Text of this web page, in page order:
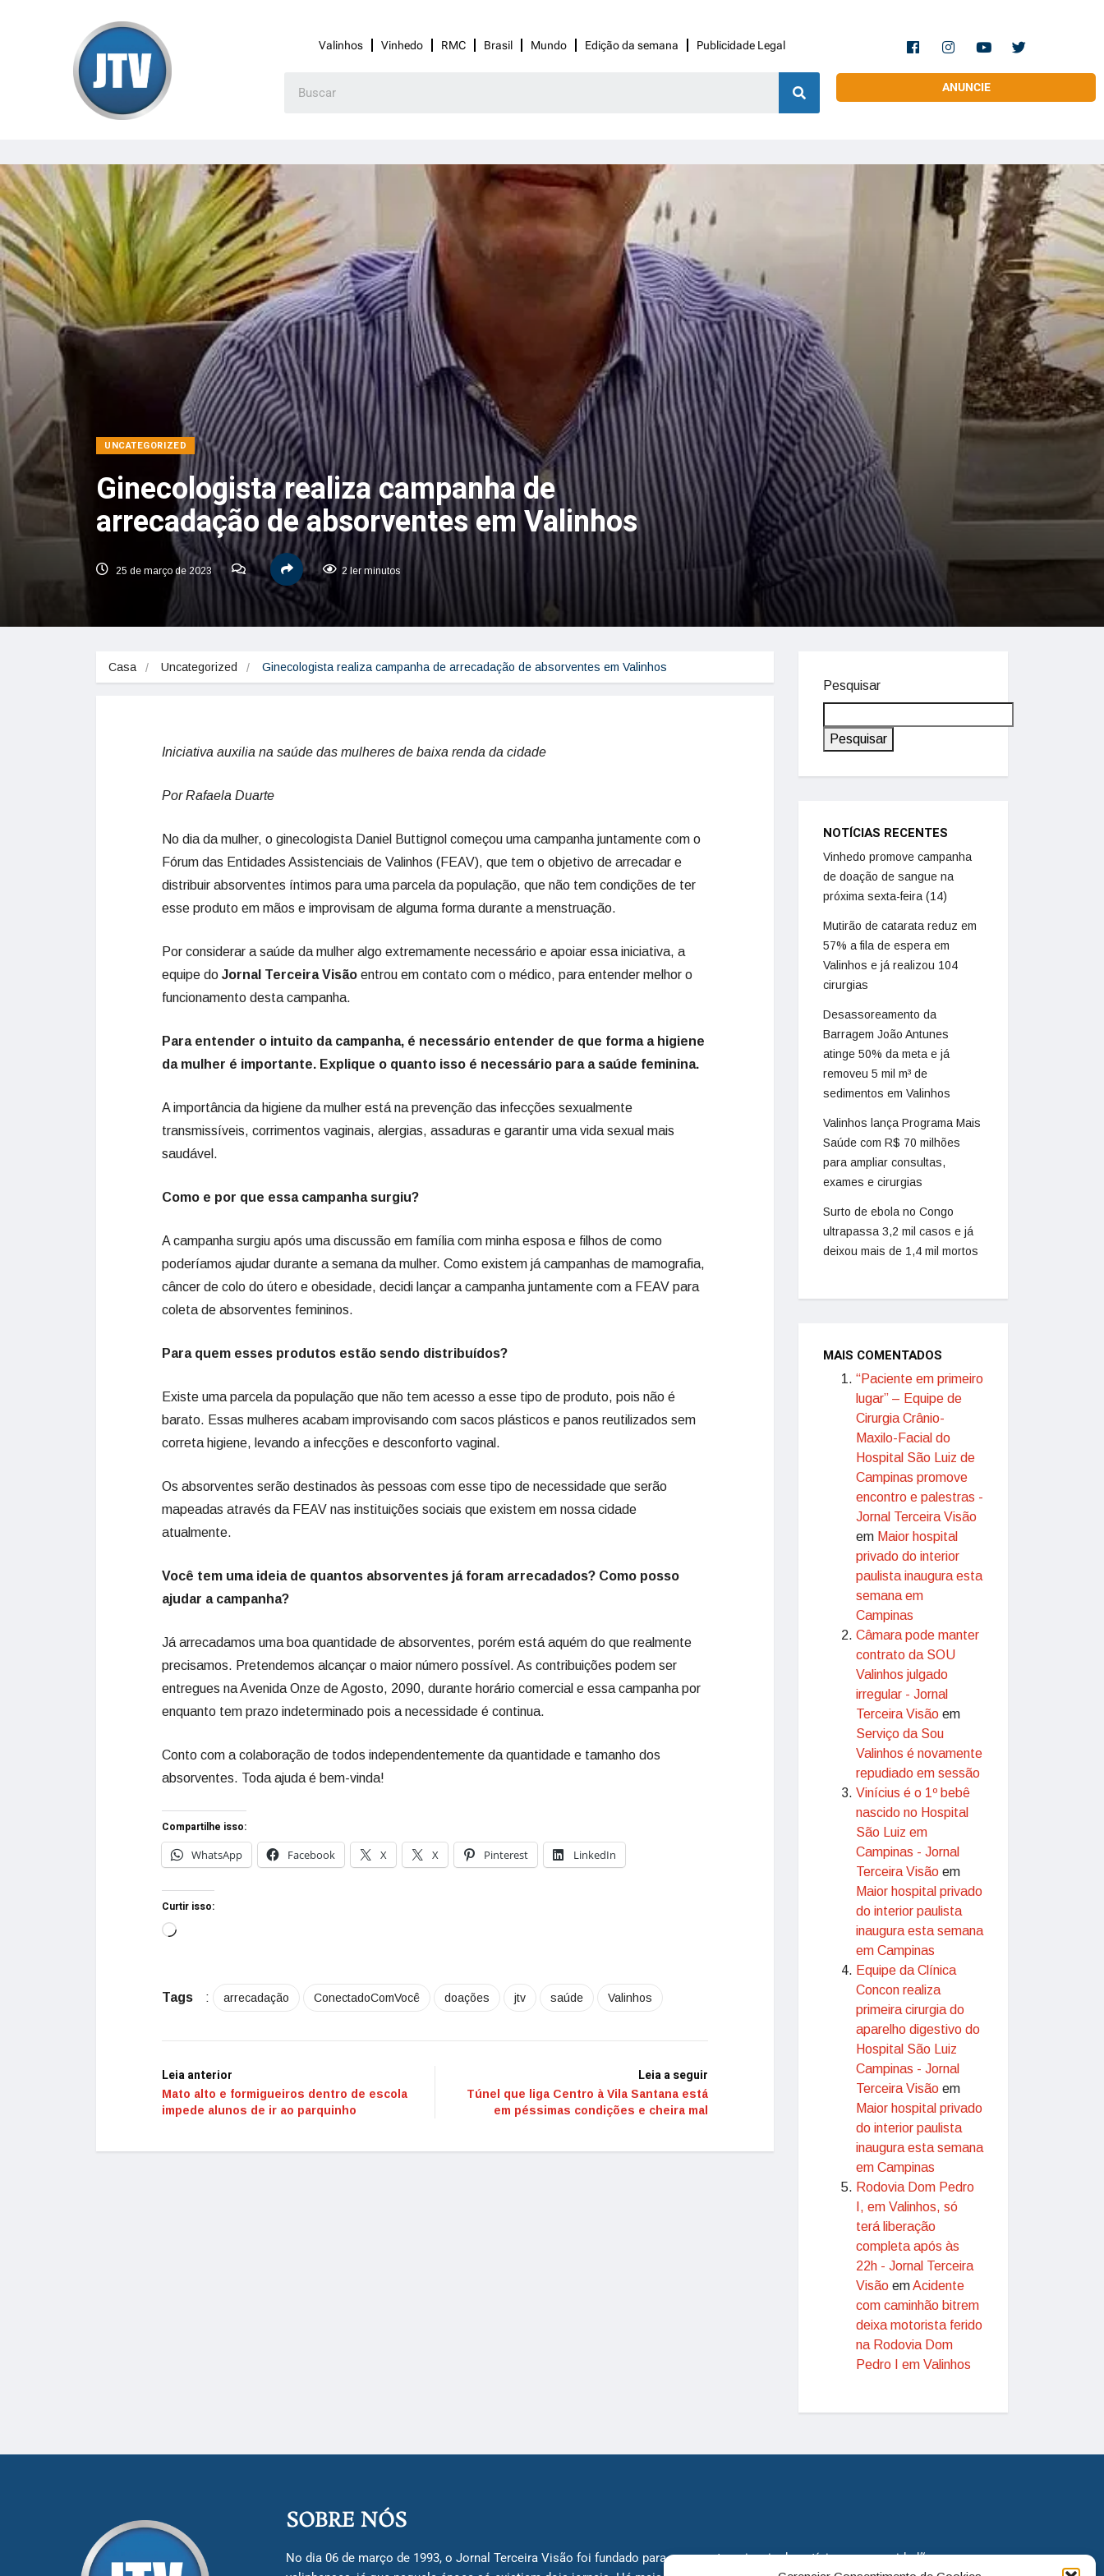
Valinhos Vinhedo RMC Brasil Mundo Edição da semana Publicidade Legal
ANUNCIE
UNCATEGORIZED
Ginecologista realiza campanha de
arrecadação de absorventes em Valinhos
25 de março de 2023 2 ler minutos
Casa Uncategorized Ginecologista realiza campanha de arrecadação de absorventes em Valinhos
Iniciativa auxilia na saúde das mulheres de baixa renda da cidade
Por Rafaela Duarte
No dia da mulher, o ginecologista Daniel Buttignol começou uma campanha juntamente com o
Fórum das Entidades Assistenciais de Valinhos (FEAV), que tem o objetivo de arrecadar e
distribuir absorventes íntimos para uma parcela da população, que não tem condições de ter
esse produto em mãos e improvisam de alguma forma durante a menstruação.
Por considerar a saúde da mulher algo extremamente necessário e apoiar essa iniciativa, a
equipe do Jornal Terceira Visão entrou em contato com o médico, para entender melhor o
funcionamento desta campanha.
Para entender o intuito da campanha, é necessário entender de que forma a higiene
da mulher é importante. Explique o quanto isso é necessário para a saúde feminina.
A importância da higiene da mulher está na prevenção das infecções sexualmente
transmissíveis, corrimentos vaginais, alergias, assaduras e garantir uma vida sexual mais
saudável.
Como e por que essa campanha surgiu?
A campanha surgiu após uma discussão em família com minha esposa e filhos de como
poderíamos ajudar durante a semana da mulher. Como existem já campanhas de mamografia,
câncer de colo do útero e obesidade, decidi lançar a campanha juntamente com a FEAV para
coleta de absorventes femininos.
Para quem esses produtos estão sendo distribuídos?
Existe uma parcela da população que não tem acesso a esse tipo de produto, pois não é
barato. Essas mulheres acabam improvisando com sacos plásticos e panos reutilizados sem
correta higiene, levando a infecções e desconforto vaginal.
Os absorventes serão destinados às pessoas com esse tipo de necessidade que serão
mapeadas através da FEAV nas instituições sociais que existem em nossa cidade
atualmente.
Você tem uma ideia de quantos absorventes já foram arrecadados? Como posso
ajudar a campanha?
Já arrecadamos uma boa quantidade de absorventes, porém está aquém do que realmente
precisamos. Pretendemos alcançar o maior número possível. As contribuições podem ser
entregues na Avenida Onze de Agosto, 2090, durante horário comercial e essa campanha por
enquanto tem prazo indeterminado pois a necessidade é continua.
Conto com a colaboração de todos independentemente da quantidade e tamanho dos
absorventes. Toda ajuda é bem-vinda!
Compartilhe isso:
WhatsApp
Facebook X X Pinterest LinkedIn
Curtir isso:
Tags : arrecadação ConectadoComVocê doações jtv saúde Valinhos
Leia anterior
Mato alto e formigueiros dentro de escola
impede alunos de ir ao parquinho
Leia a seguir
Túnel que liga Centro à Vila Santana está
em péssimas condições e cheira mal
Pesquisar
Pesquisar
NOTÍCIAS RECENTES
Vinhedo promove campanha
de doação de sangue na
próxima sexta-feira (14)
Mutirão de catarata reduz em
57% a fila de espera em
Valinhos e já realizou 104
cirurgias
Desassoreamento da
Barragem João Antunes
atinge 50% da meta e já
removeu 5 mil m³ de
sedimentos em Valinhos
Valinhos lança Programa Mais
Saúde com R$ 70 milhões
para ampliar consultas,
exames e cirurgias
Surto de ebola no Congo
ultrapassa 3,2 mil casos e já
deixou mais de 1,4 mil mortos
MAIS COMENTADOS
“Paciente em primeiro
lugar” – Equipe de
Cirurgia Crânio-
Maxilo-Facial do
Hospital São Luiz de
Campinas promove
encontro e palestras -
Jornal Terceira Visão
em Maior hospital
privado do interior
paulista inaugura esta
semana em
Campinas
Câmara pode manter
contrato da SOU
Valinhos julgado
irregular - Jornal
Terceira Visão em
Serviço da Sou
Valinhos é novamente
repudiado em sessão
Vinícius é o 1º bebê
nascido no Hospital
São Luiz em
Campinas - Jornal
Terceira Visão em
Maior hospital privado
do interior paulista
inaugura esta semana
em Campinas
Equipe da Clínica
Concon realiza
primeira cirurgia do
aparelho digestivo do
Hospital São Luiz
Campinas - Jornal
Terceira Visão em
Maior hospital privado
do interior paulista
inaugura esta semana
em Campinas
Rodovia Dom Pedro
I, em Valinhos, só
terá liberação
completa após às
22h - Jornal Terceira
Visão emAcidente
com caminhão bitrem
deixa motorista ferido
na Rodovia Dom
Pedro I em Valinhos
SOBRE NÓS
No dia 06 de março de 1993, o Jornal Terceira Visão foi fundado para ser uma terceira via de notícias para os cidadãos